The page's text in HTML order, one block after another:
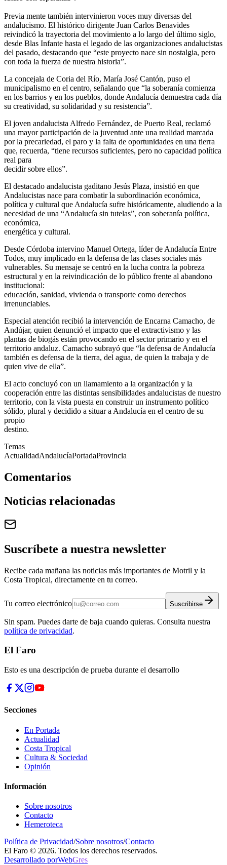
Previa mente también intervinieron voces muy diversas del
andalucismo. El histórico dirigente Juan Carlos Benavides
reivindicó la trayectoria del movimiento a lo largo del último siglo,
desde Blas Infante hasta el legado de las organizaciones andalucistas
del pasado, destacando que “este proyecto nace sin nostalgia, pero
con toda la fuerza de nuestra historia”.
La concejala de Coria del Río, María José Cantón, puso el
municipalismo en el centro, señalando que “la soberanía comienza
en los barrios y en los pueblos, donde Andalucía demuestra cada día
su creatividad, su solidaridad y su resistencia”.
El joven andalucista Alfredo Fernández, de Puerto Real, reclamó
una mayor participación de la juventud ante una realidad marcada
por la precariedad, el paro y la falta de oportunidades en una tierra
que, recuerda, “tiene recursos suficientes, pero no capacidad política
real para
decidir sobre ellos”.
El destacado andalucista gaditano Jesús Plaza, insistió en que
Andalucistas nace para combatir la subordinación económica,
política y cultural que Andalucía sufre históricamente, aludiendo a la
necesidad de una “Andalucía sin tutelas”, con soberanía política,
económica,
energética y cultural.
Desde Córdoba intervino Manuel Ortega, líder de Andalucía Entre
Todos, muy implicado en la defensa de las clases sociales más
vulnerables. Su mensaje se centró en la lucha contra la pobreza
estructural y en la reivindicación de lo público frente al abandono
institucional:
educación, sanidad, vivienda o transporte como derechos
irrenunciables.
Especial atención recibió la intervención de Encarna Camacho, de
Andújar, quien denunció el impacto que el extractivismo y las
plantas de biogás están provocando en el sector primario y en el
territorio andaluz. Camacho subrayó que “la defensa de Andalucía
también es defensa de la tierra, del agua, de quien la trabaja y de
quien vive de ella”.
El acto concluyó con un llamamiento a la organización y la
cooperación entre las distintas sensibilidades andalucistas de nuestro
territorio, con la vista puesta en construir un instrumento político
sólido, plural y decidido a situar a Andalucía en el centro de su
propio
destino.
Temas
ActualidadAndalucíaPortadaProvincia
Comentarios
Noticias relacionadas
Suscríbete a nuestra newsletter
Recibe cada mañana las noticias más importantes de Motril y la
Costa Tropical, directamente en tu correo.
Tu correo electrónico Suscribirse
Sin spam. Puedes darte de baja cuando quieras. Consulta nuestra
política de privacidad.
El Faro
Esto es una descripción de prueba durante el desarrollo
Secciones
En Portada
Actualidad
Costa Tropical
Cultura & Sociedad
Opinión
Información
Sobre nosotros
Contacto
Hemeroteca
Política de Privacidad/Sobre nosotros/Contacto
El Faro © 2026. Todos los derechos reservados.
Desarrollado porWebGres